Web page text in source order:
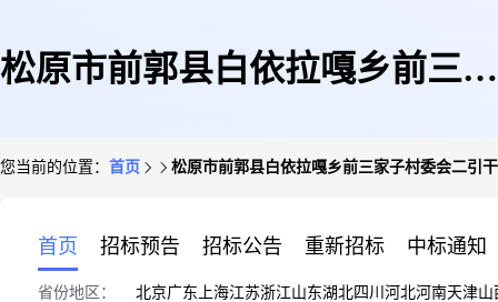
松原市前郭县白依拉嘎乡前三家
您当前的位置： 首页 松原市前郭县白依拉嘎乡前三家子村委会二引
首页 招标预告 招标公告 重新招标 中标通知
省份地区： 北京广东 上海江苏浙江山东湖北四川 河北河南天津山